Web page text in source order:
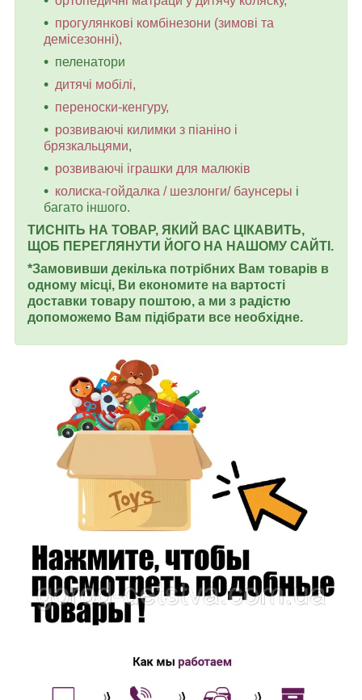
прогулянкові комбінезони (зимові та
демісезонні),
пеленатори
дитячі мобілі,
переноски-кенгуру,
розвиваючі килимки з піаніно і
брязкальцями,
розвиваючі іграшки для малюків
колиска-гойдалка / шезлонги/ баунсеры і
багато іншого.
ТИСНІТЬ НА ТОВАР, ЯКИЙ ВАС ЦІКАВИТЬ,
ЩОБ ПЕРЕГЛЯНУТИ ЙОГО НА НАШОМУ САЙТІ.
*Замовивши декілька потрібних Вам товарів в
одному місці, Ви економите на вартості
доставки товару поштою, а ми з радістю
допоможемо Вам підібрати все необхідне.